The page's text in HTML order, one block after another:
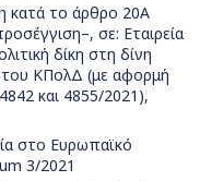
κατά το άρθρο 20Α
σε: Εταιρεία
δίκη στη δίνη
ΚΠολΔ (με αφορμή
και 4855/2021),
στο Ευρωπαϊκό
3/2021